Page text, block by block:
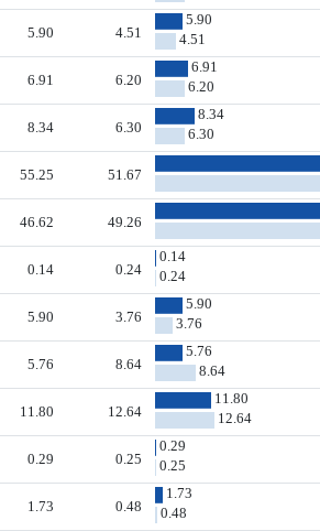
5.90 4.51
5.90
4.51
6.91 6.20
6.91
6.20
8.34 6.30
8.34
6.30
55.25 51.67
46.62 49.26
0.14 0.24
0.14
0.24
5.90 3.76
5.90
3.76
5.76 8.64
5.76
8.64
11.80 12.64
11.80
12.64
0.29 0.25
0.29
0.25
1.73 0.48
1.73
0.48